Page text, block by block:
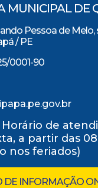
MUNICIPAL DE
Pessoa de Melo,
/ PE
0001-90
Horário de
a partir das
nos feriados)
DE INFORMAÇÃO